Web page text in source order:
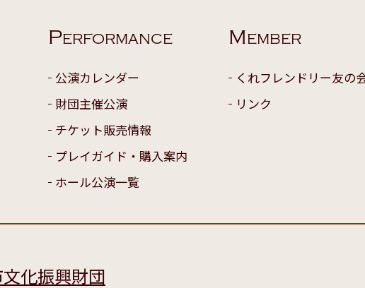
PERFORMANCE
公演カレンダー
財団主催公演
チケット販売情報
プレイガイド・購入案内
ホール公演一覧
MEMBER
くれフレンドリー友の
リンク
化振興財団